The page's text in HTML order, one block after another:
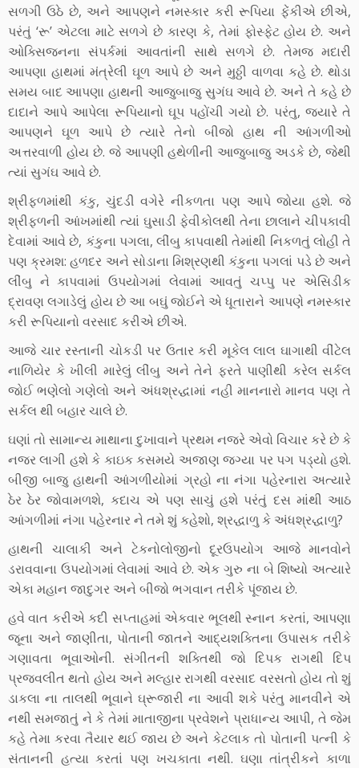
સળગી ઉઠે છે, અને આપણને નમસ્કાર કરી રૂપિયા ફેંકીએ છીએ,
પરંતું ‘રૂ’ એટલા માટે સળગે છે કારણ કે, તેમાં ફોસ્ફેટ હોય છે. અને
ઓક્સિજનના સંપર્કમાં આવતાંની સાથે સળગે છે. તેમજ મદારી
આપણા હાથમાં મંત્રેલી ઘૂળ આપે છે અને મુઠ્ઠી વાળવા કહે છે. થોડા
સમય બાદ આપણા હાથની આજુબાજુ સુગંઘ આવે છે. અને તે કહે છે
દાદાને આપે આપેલા રૂપિયાનો ઘૂપ પહોંચી ગયો છે. પરંતુ, જ્યારે તે
આપણને ઘૂળ આપે છે ત્યારે તેનો બીજો હાથ ની આંગળીઓ
અત્તરવાળી હોય છે. જે આપણી હથેળીની આજુબાજુ અડકે છે, જેથી
ત્યાં સુગંઘ આવે છે.
શ્રીફળમાંથી કંકુ, ચુંદડી વગેરે નીકળતા પણ આપે જોયા હશે. જે
શ્રીફળની આંખમાંથી ત્યાં ઘુસાડી ફેવીકોલથી તેના છાલાને ચીપકાવી
દેવામાં આવે છે, કંકુના પગલા, લીંબુ કાપવાથી તેમાંથી નિકળતું લોહી તે
પણ ક્રમશ: હળદર અને સોડાના મિશ્રણથી કંકુના પગલાં પડે છે અને
લીંબુ ને કાપવામાં ઉપયોગમાં લેવામાં આવતું ચપ્પુ પર એસિડીક
દ્રાવણ લગાડેલું હોય છે આ બઘું જોઈને એ ધૂતારાને આપણે નમસ્કાર
કરી રૂપિયાનો વરસાદ કરીએ છીએ.
આજે ચાર રસ્તાની ચોકડી પર ઉતાર કરી મૂકેલ લાલ ઘાગાથી વીંટેલ
નાળિયેર કે ખીલી મારેલું લીંબુ અને તેને ફરતે પાણીથી કરેલ સર્કલ
જોઈ ભણેલો ગણેલો અને અંધશ્રદ્ધામાં નહી માનનારો માનવ પણ તે
સર્કલ થી બહાર ચાલે છે.
ઘણાં તો સામાન્ય માથાના દુખાવાને પ્રથમ નજરે એવો વિચાર કરે છે કે
નજર લાગી હશે કે કાઇક કસમયે અજાણ જગ્યા પર પગ પડ્યો હશે.
બીજી બાજુ હાથની આંગળીયોમાં ગ્રહો ના નંગા પહેરનારા અત્યારે
ઠેર ઠેર જોવામળશે, કદાચ એ પણ સાચું હશે પરંતું દસ માંથી આઠ
આંગળીમાં નંગા પહેરનાર ને તમે શું કહેશો, શ્રદ્ધાળુ કે અંધશ્રદ્ધાળુ?
હાથની ચાલાકી અને ટેકનોલોજીનો દૂરઉપયોગ આજે માનવોને
ડરાવવાના ઉપયોગમાં લેવામાં આવે છે. એક ગુરુ ના બે શિષ્યો અત્યારે
એકા મહાન જાદુગર અને બીજો ભગવાન તરીકે પૂંજાય છે.
હવે વાત કરીએ કદી સપ્તાહમાં એકવાર ભૂલથી સ્નાન કરતાં, આપણા
જૂના અને જાણીતા, પોતાની જાતને આદ્યશક્તિના ઉપાસક તરીકે
ગણાવતા ભૂવાઓની. સંગીતની શક્તિથી જો દિપક રાગથી દિપ
પ્રજ્વલીત થતો હોય અને મલ્હાર રાગથી વરસાદ વરસતો હોય તો શું
ડાકલા ના તાલથી ભૂવાને ઘ્રૂજારી ના આવી શકે પરંતુ માનવીને એ
નથી સમજાતું ને કે તેમાં માતાજીના પ્રવેશને પ્રાધાન્ય આપી, તે જેમ
કહે તેમા કરવા તૈયાર થઈ જાય છે અને કેટલાક તો પોતાની પત્ની કે
સંતાનની હત્યા કરતાં પણ ખચકાતા નથી. ઘણા તાંત્રીકને કાળા